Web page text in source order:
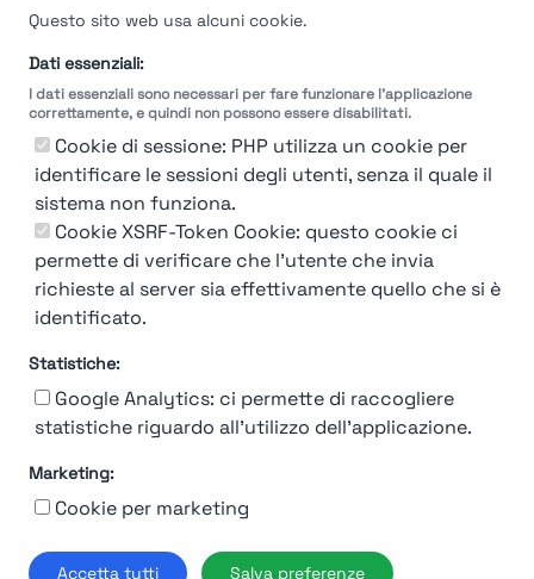
Questo sito web usa alcuni cookie.
Dati essenziali:
I dati essenziali sono necessari per fare funzionare l'applicazione
correttamente, e quindi non possono essere disabilitati.
Cookie di sessione: PHP utilizza un cookie per
identificare le sessioni degli utenti, senza il quale il
sistema non funziona.
Cookie XSRF-Token Cookie: questo cookie ci
permette di verificare che l'utente che invia
richieste al server sia effettivamente quello che si è
identificato.
Statistiche:
Google Analytics: ci permette di raccogliere
statistiche riguardo all'utilizzo dell'applicazione.
Marketing:
Cookie per marketing
Accetta tutti Salva preferenze
Termini e Condizioni
© 2019-2026 Stupendio. Tutti i diritti riservati | Smarteris S.r.l. P.IVA